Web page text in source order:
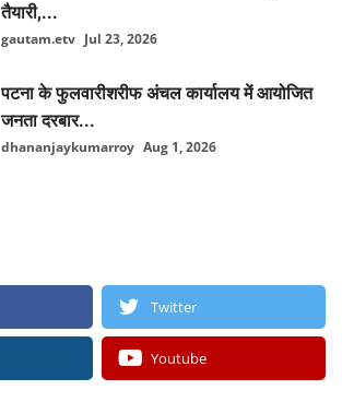
तैयारी,...
gautam.etv Jul 23, 2026
पटना के फुलवारीशरीफ अंचल कार्यालय में आयोजित
जनता दरबार...
dhananjaykumarroy Aug 1, 2026
Twitter
Youtube